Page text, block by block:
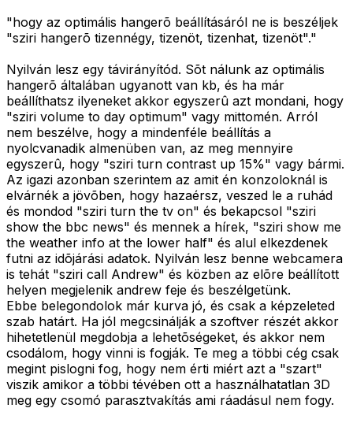
"hogy az optimális hangerõ beállításáról ne is beszéljek
"sziri hangerõ tizennégy, tizenöt, tizenhat, tizenöt"."
Nyilván lesz egy távirányítód. Sõt nálunk az optimális
hangerõ általában ugyanott van kb, és ha már
beállíthatsz ilyeneket akkor egyszerû azt mondani, hogy
"sziri volume to day optimum" vagy mittomén. Arról
nem beszélve, hogy a mindenféle beállítás a
nyolcvanadik almenüben van, az meg mennyire
egyszerû, hogy "sziri turn contrast up 15%" vagy bármi.
Az igazi azonban szerintem az amit én konzoloknál is
elvárnék a jövõben, hogy hazaérsz, veszed le a ruhád
és mondod "sziri turn the tv on" és bekapcsol "sziri
show the bbc news" és mennek a hírek, "sziri show me
the weather info at the lower half" és alul elkezdenek
futni az idõjárási adatok. Nyilván lesz benne webcamera
is tehát "sziri call Andrew" és közben az elõre beállított
helyen megjelenik andrew feje és beszélgetünk.
Ebbe belegondolok már kurva jó, és csak a képzeleted
szab határt. Ha jól megcsinálják a szoftver részét akkor
hihetetlenül megdobja a lehetõségeket, és akkor nem
csodálom, hogy vinni is fogják. Te meg a többi cég csak
megint pislogni fog, hogy nem érti miért azt a "szart"
viszik amikor a többi tévében ott a használhatatlan 3D
meg egy csomó parasztvakítás ami ráadásul nem fogy.